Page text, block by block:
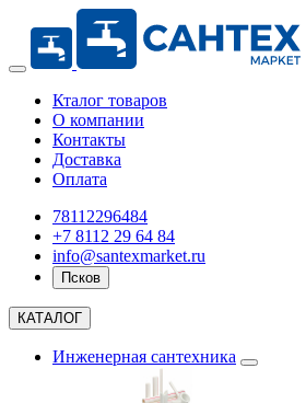
Кталог товаров
О компании
Контакты
Доставка
Оплата
78112296484
+7 8112 29 64 84
info@santexmarket.ru
Псков
КАТАЛОГ
Инженерная сантехника